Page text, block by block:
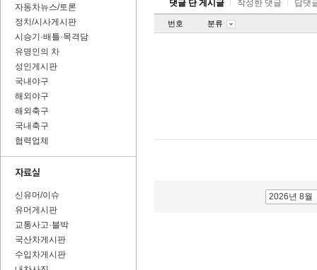
자동차뉴스/토론
정치/시사게시판
시승기·배틀·목격담
유명인의 차
성인게시판
국내야구
해외야구
해외축구
국내축구
협력업체
신유머/이슈
유머게시판
교통사고·블박
국산차게시판
수입차게시판
댓글 단 게시글 작성한 댓글 답댓
번호 분류
2026년 8월